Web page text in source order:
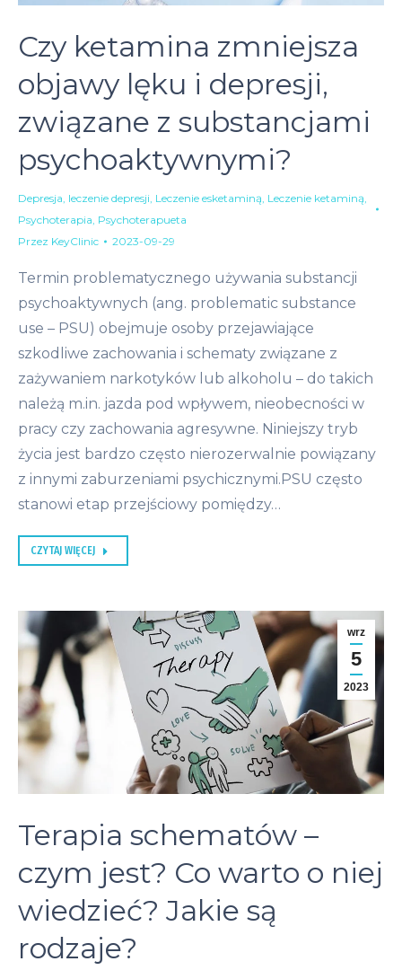
Czy ketamina zmniejsza
objawy lęku i depresji,
związane z substancjami
psychoaktywnymi?
Depresja, leczenie depresji, Leczenie esketaminą, Leczenie ketaminą,
Psychoterapia, Psychoterapueta
Przez KeyClinic 2023-09-29
Termin problematycznego używania substancji
psychoaktywnych (ang. problematic substance
use – PSU) obejmuje osoby przejawiające
szkodliwe zachowania i schematy związane z
zażywaniem narkotyków lub alkoholu – do takich
należą m.in. jazda pod wpływem, nieobecności w
pracy czy zachowania agresywne. Niniejszy tryb
życia jest bardzo często nierozerwalnie powiązany
z innymi zaburzeniami psychicznymi.PSU często
stanowi etap przejściowy pomiędzy…
CZYTAJ WIĘCEJ
wrz
5
2023
Terapia schematów –
czym jest? Co warto o niej
wiedzieć? Jakie są
rodzaje?